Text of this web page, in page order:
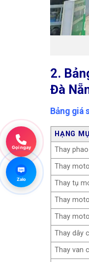
2.
Đà
Bảng giá
HẠNG
Thay
Thay
Thay tụ
Thay
Thay
Thay dây
Thay van
Gọi ngay
Zalo
Zalo